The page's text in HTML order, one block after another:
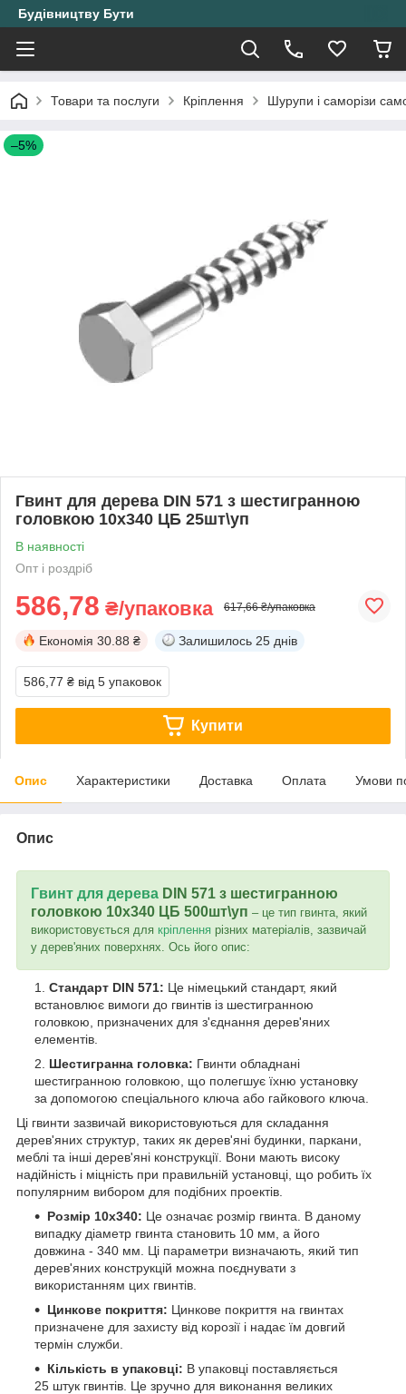
Будівництву Бути
Товари та послуги Кріплення Шурупи і саморізи
–5%
Гвинт для дерева DIN 571 з шестигранною
головкою 10х340 ЦБ 25шт\уп
В наявності
Опт і роздріб
586,78 ₴/упаковка 617,66 ₴/упаковка
Економія 30.88 ₴ Залишилось 25 днів
586,77 ₴ від 5 упаковок
Купити
Опис Характеристики Доставка Оплата Умови
Опис
Гвинт для дерева DIN 571 з шестигранною
головкою 10х340 ЦБ 500шт\уп – це тип гвинта, який
використовується для кріплення різних матеріалів, зазвичай
у дерев'яних поверхнях. Ось його опис:
Стандарт DIN 571: Це німецький стандарт, який
встановлює вимоги до гвинтів із шестигранною
головкою, призначених для з'єднання дерев'яних
елементів.
Шестигранна головка: Гвинти обладнані
шестигранною головкою, що полегшує їхню установку
за допомогою спеціального ключа або гайкового ключа.
Ці гвинти зазвичай використовуються для складання
дерев'яних структур, таких як дерев'яні будинки, паркани,
меблі та інші дерев'яні конструкції. Вони мають високу
надійність і міцність при правильній установці, що робить їх
популярним вибором для подібних проектів.
Розмір 10x340: Це означає розмір гвинта. В даному
випадку діаметр гвинта становить 10 мм, а його
довжина - 340 мм. Ці параметри визначають, який тип
дерев'яних конструкцій можна поєднувати з
використанням цих гвинтів.
Цинкове покриття: Цинкове покриття на гвинтах
призначене для захисту від корозії і надає їм довгий
термін служби.
Кількість в упаковці: В упаковці поставляється
25 штук гвинтів. Це зручно для виконання великих